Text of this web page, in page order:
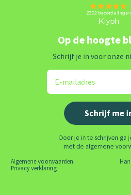
Op de hoogte
Schrijf je in voor onze
Door je in te schrijven ga
met de algemene
Algemene voorwaarden
Privacy verklaring